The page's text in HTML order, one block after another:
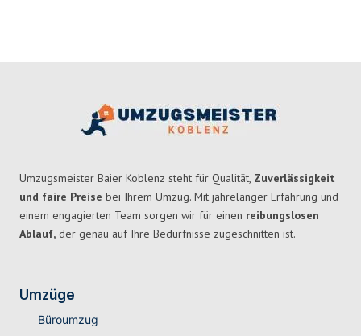
Umzugsmeister Baier Koblenz steht für Qualität, Zuverlässigkeit
und faire Preise bei Ihrem Umzug. Mit jahrelanger Erfahrung und
einem engagierten Team sorgen wir für einen reibungslosen
Ablauf, der genau auf Ihre Bedürfnisse zugeschnitten ist.
Umzüge
Büroumzug